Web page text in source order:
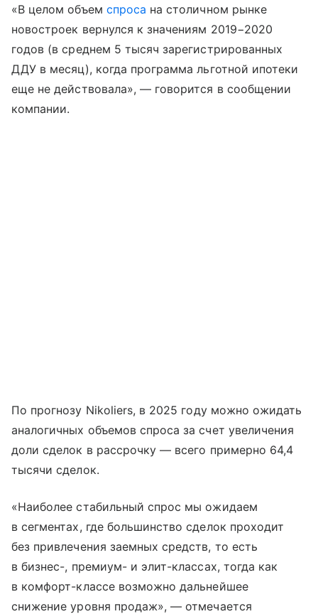
«В целом объем спроса на столичном рынке
новостроек вернулся к значениям 2019−2020
годов (в среднем 5 тысяч зарегистрированных
ДДУ в месяц), когда программа льготной ипотеки
еще не действовала», — говорится в сообщении
компании.
По прогнозу Nikoliers, в 2025 году можно ожидать
аналогичных объемов спроса за счет увеличения
доли сделок в рассрочку — всего примерно 64,4
тысячи сделок.
«Наиболее стабильный спрос мы ожидаем
в сегментах, где большинство сделок проходит
без привлечения заемных средств, то есть
в бизнес-, премиум- и элит-классах, тогда как
в комфорт-классе возможно дальнейшее
снижение уровня продаж», — отмечается